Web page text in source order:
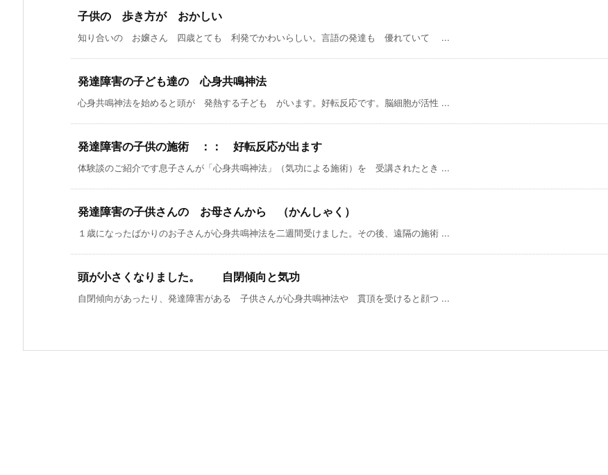
子供の 歩き方が おかしい
知り合いの お嬢さん 四歳とても 利発でかわいらしい。言語の発達も 優れていて ...
発達障害の子ども達の 心身共鳴神法
心身共鳴神法を始めると頭が 発熱する子ども がいます。好転反応です。脳細胞が活性 ...
発達障害の子供の施術 ：： 好転反応が出ます
体験談のご紹介です息子さんが「心身共鳴神法」（気功による施術）を 受講されたとき ...
発達障害の子供さんの お母さんから （かんしゃく）
１歳になったばかりのお子さんが心身共鳴神法を二週間受けました。その後、遠隔の施術 ...
頭が小さくなりました。 自閉傾向と気功
自閉傾向があったり、発達障害がある 子供さんが心身共鳴神法や 貫頂を受けると顔つ ...